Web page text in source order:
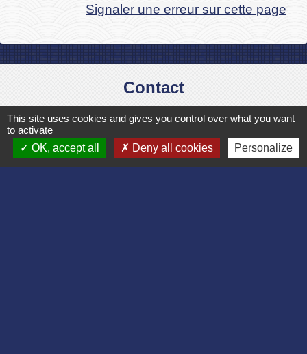
Signaler une erreur sur cette page
Contact
Commune de Bruyères et Montbérault
02860 Bruyères-et-Montbérault - FRANCE
+33 3 23 24 74 77
This site uses cookies and gives you control over what you want
to activate
OK, accept all
Deny all cookies Personalize